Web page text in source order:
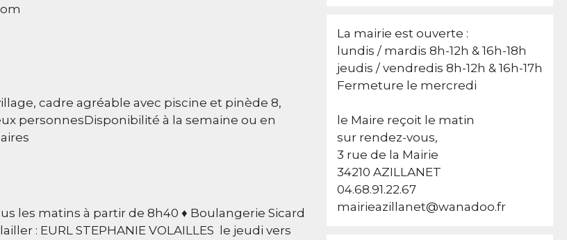
cadre agréable avec piscine et pinède 8,
personnesDisponibilité à la semaine ou en
les matins à partir de 8h40 ♦ Boulangerie Sicard
: EURL STEPHANIE VOLAILLES le jeudi vers
La mairie est ouverte :
lundis / mardis 8h-12h & 16h-18h
jeudis / vendredis 8h-12h & 16h-17h
Fermeture le mercredi
le Maire reçoit le matin
sur rendez-vous,
3 rue de la Mairie
34210 AZILLANET
04.68.91.22.67
mairieazillanet@wanadoo.fr